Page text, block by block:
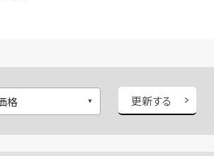
更新する